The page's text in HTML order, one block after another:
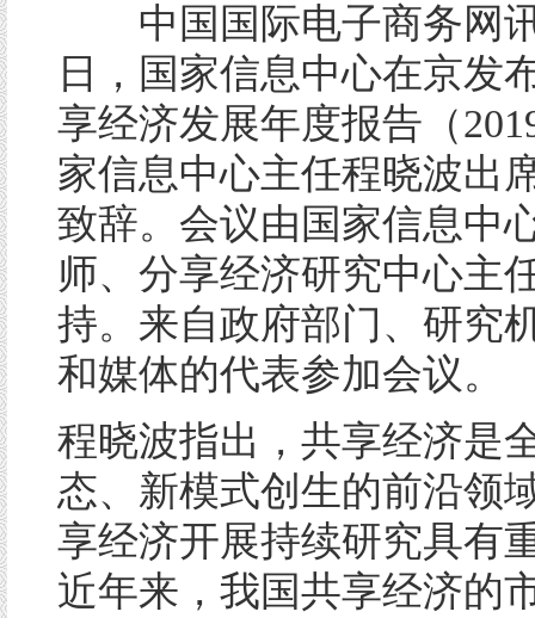
中国国际电子商务网讯
日，国家信息中心在京发
享经济发展年度报告（
家信息中心主任程晓波出
致辞。会议由国家信息中
师、分享经济研究中心主
持。来自政府部门、研究
和媒体的代表参加会议。
程晓波指出，共享经济是
态、新模式创生的前沿领
享经济开展持续研究具有
近年来，我国共享经济的